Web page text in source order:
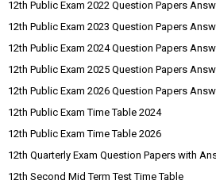
12th Public Exam 2022 Question Papers
12th Public Exam 2023 Question Papers
12th Public Exam 2024 Question Papers
12th Public Exam 2025 Question Papers
12th Public Exam 2026 Question Papers
12th Public Exam Time Table 2024
12th Public Exam Time Table 2026
12th Quarterly Exam Question Papers with
12th Second Mid Term Test Time Table